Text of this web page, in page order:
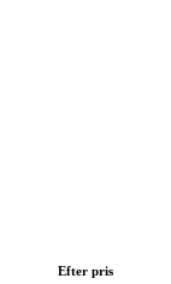
Efter pris